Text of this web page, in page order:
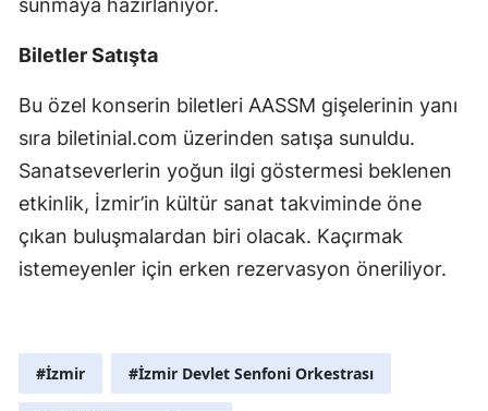
Kahramanmaraş
Mardin
Muğla
Ordu
sunmaya hazırlanıyor.
Biletler Satışta
Bu özel konserin biletleri AASSM gişelerinin yanı
sıra biletinial.com üzerinden satışa sunuldu.
Sanatseverlerin yoğun ilgi göstermesi beklenen
etkinlik, İzmir’in kültür sanat takviminde öne
çıkan buluşmalardan biri olacak. Kaçırmak
istemeyenler için erken rezervasyon öneriliyor.
#İzmir #İzmir Devlet Senfoni Orkestrası